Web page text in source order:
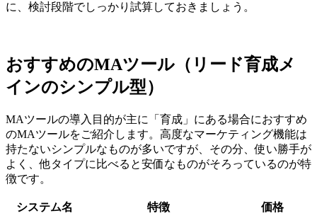
に、検討段階でしっかり試算しておきましょう。
おすすめのMAツール（リード育成メ
インのシンプル型）
MAツールの導入目的が主に「育成」にある場合におすすめ
のMAツールをご紹介します。高度なマーケティング機能は
持たないシンプルなものが多いですが、その分、使い勝手が
よく、他タイプに比べると安価なものがそろっているのが特
徴です。
システム名 特徴 価格